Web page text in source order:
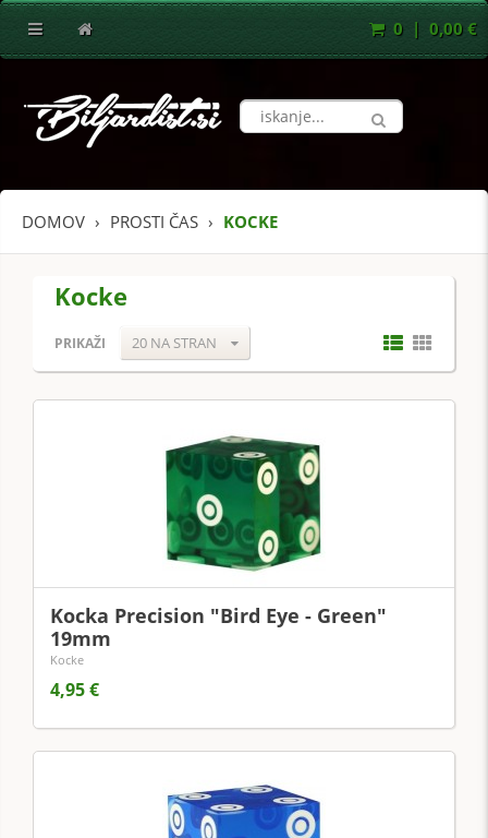
0 | 0,00 €
DOMOV PROSTI ČAS KOCKE
Kocke
PRIKAŽI 20 NA STRAN
Kocka Precision "Bird Eye - Green"
19mm
Kocke
4,95 €